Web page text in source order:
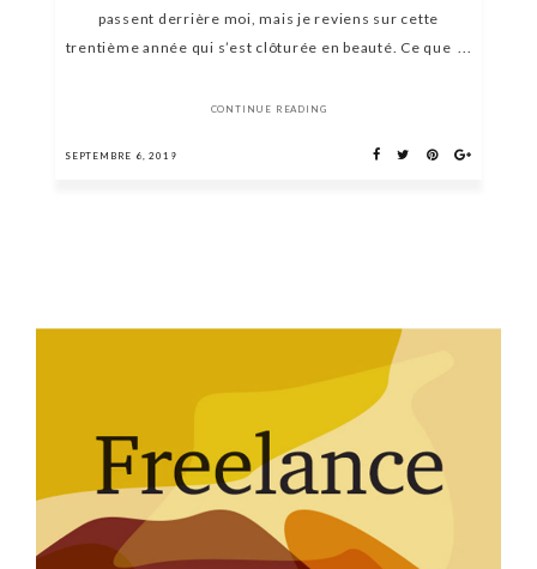
passent derrière moi, mais je reviens sur cette
trentième année qui s’est clôturée en beauté. Ce que ...
CONTINUE READING
SEPTEMBRE 6, 2019